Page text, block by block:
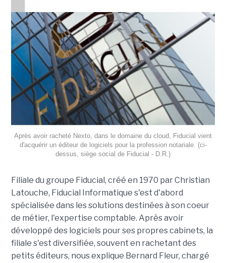
Après avoir racheté Nexto, dans le domaine du cloud, Fiducial vient
d'acquérir un éditeur de logiciels pour la profession notariale. (ci-
dessus, siège social de Fiducial - D.R.)
Filiale du groupe Fiducial, créé en 1970 par Christian
Latouche, Fiducial Informatique s'est d'abord
spécialisée dans les solutions destinées à son coeur
de métier, l'expertise comptable. Après avoir
développé des logiciels pour ses propres cabinets, la
filiale s'est diversifiée, souvent en rachetant des
petits éditeurs, nous explique Bernard Fleur, chargé